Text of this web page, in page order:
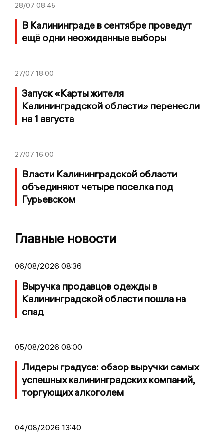
28/07 08:45
В Калининграде в сентябре проведут
ещё одни неожиданные выборы
27/07 18:00
Запуск «Карты жителя
Калининградской области» перенесли
на 1 августа
27/07 16:00
Власти Калининградской области
объединяют четыре поселка под
Гурьевском
Главные новости
06/08/2026 08:36
Выручка продавцов одежды в
Калининградской области пошла на
спад
05/08/2026 08:00
Лидеры градуса: обзор выручки самых
успешных калининградских компаний,
торгующих алкоголем
04/08/2026 13:40